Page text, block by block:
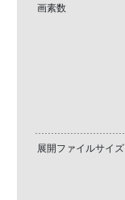
画素数
展開ファイルサイズ